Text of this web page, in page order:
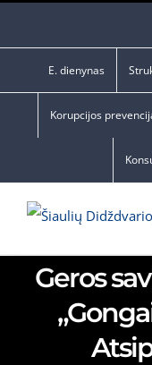
E. dienynas
Korupcijos
Geros